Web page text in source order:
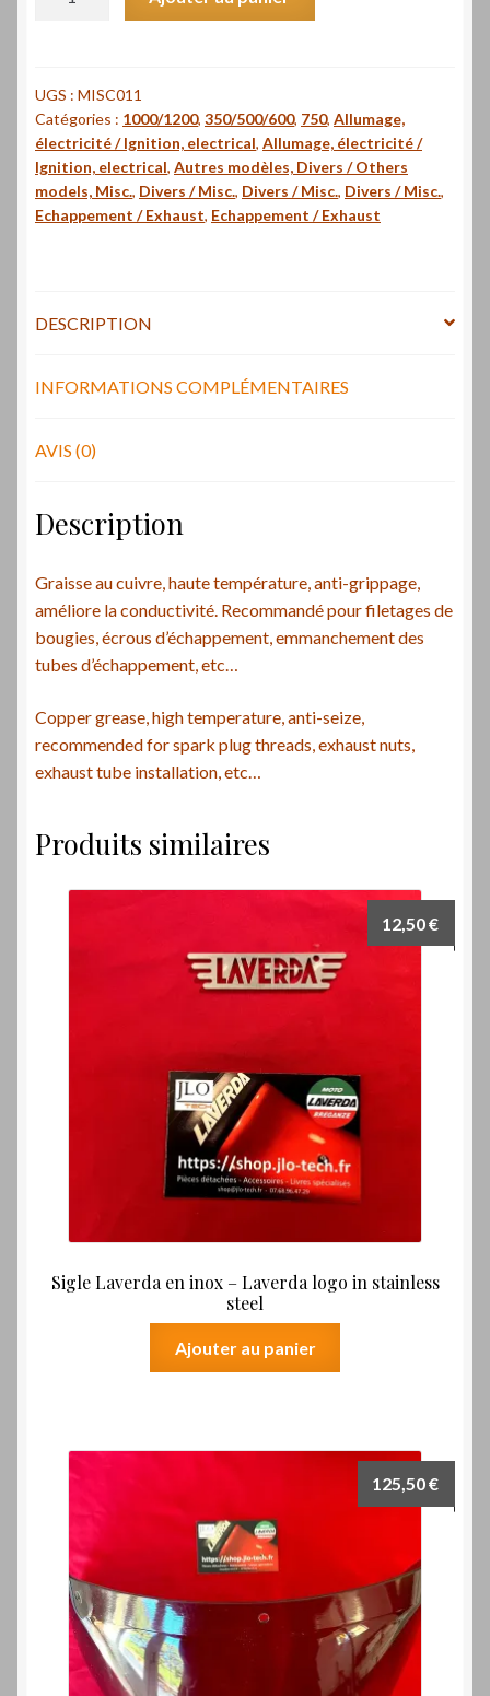
cuivre
anti-
grippage
/
Copper
anti-
UGS : MISC011
Catégories : 1000/1200, 350/500/600, 750, Allumage,
électricité / Ignition, electrical, Allumage, électricité /
Ignition, electrical, Autres modèles, Divers / Others
models, Misc., Divers / Misc., Divers / Misc., Divers / Misc.,
Echappement / Exhaust, Echappement / Exhaust
DESCRIPTION
INFORMATIONS COMPLÉMENTAIRES
AVIS (0)
Description
Graisse au cuivre, haute température, anti-grippage,
améliore la conductivité. Recommandé pour filetages de
bougies, écrous d’échappement, emmanchement des
tubes d’échappement, etc…
Copper grease, high temperature, anti-seize,
recommended for spark plug threads, exhaust nuts,
exhaust tube installation, etc…
Produits similaires
Sigle Laverda en inox – Laverda logo in stainless
steel
12,50€
Ajouter au panier
125,50€